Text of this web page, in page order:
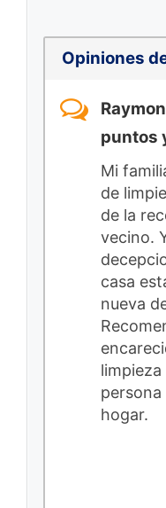
Opiniones
puntos
Mi
de
de la
vecino.
casa
nueva
persona
hogar.